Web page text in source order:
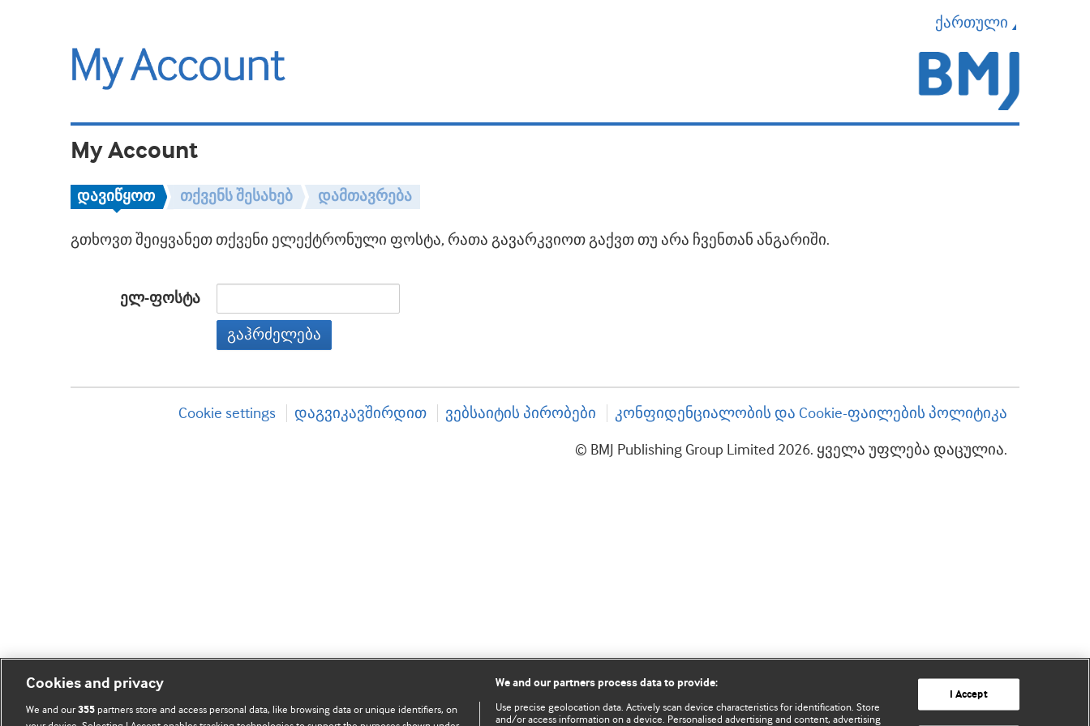
ქართული
My Account
დავიწყოთ თქვენს შესახებ დამთავრება
გთხოვთ შეიყვანეთ თქვენი ელექტრონული ფოსტა, რათა გავარკვიოთ გაქვთ თუ არა ჩვენთან ანგარიში.
ელ-ფოსტა
გაჰრძელება
Cookie settings დაგვიკავშირდით ვებსაიტის პირობები კონფიდენციალობის და Cookie-ფაილების პოლიტიკა
© BMJ Publishing Group Limited 2026. ყველა უფლება დაცულია.
Cookies and privacy
We and our355 partners store and access personal data, like browsing data or unique identifiers, on
We and our partners process data to provide:
Use precise geolocation data. Actively scan device characteristics for identification. Store
and/or access information on a device. Personalised advertising and content, advertising
I Accept